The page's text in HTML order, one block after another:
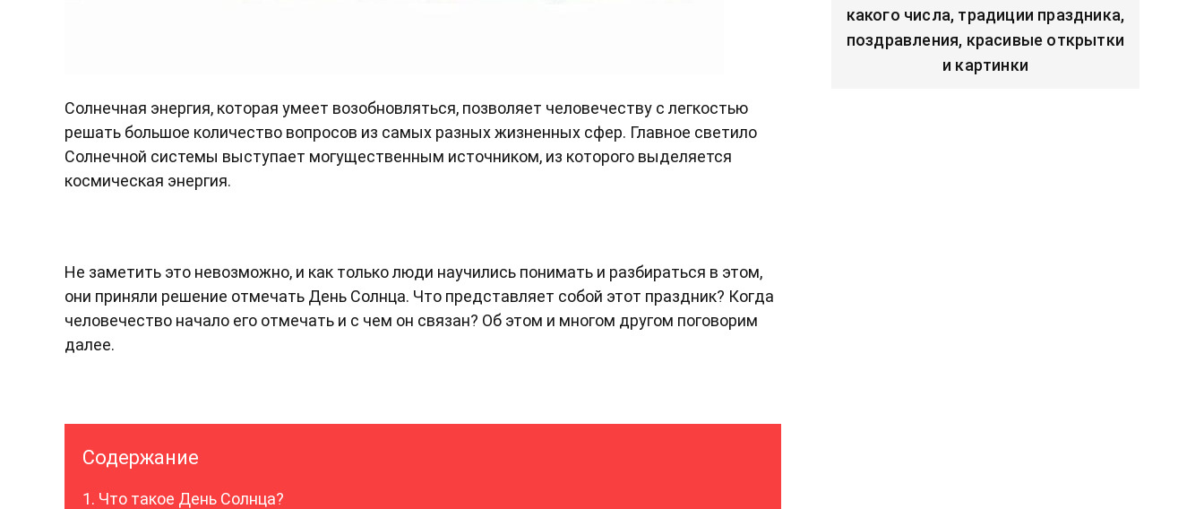
Солнечная энергия, которая умеет возобновляться, позволяет человечеству с легкостью
решать большое количество вопросов из самых разных жизненных сфер. Главное светило
Солнечной системы выступает могущественным источником, из которого выделяется
космическая энергия.
Не заметить это невозможно, и как только люди научились понимать и разбираться в этом,
они приняли решение отмечать День Солнца. Что представляет собой этот праздник? Когда
человечество начало его отмечать и с чем он связан? Об этом и многом другом поговорим
далее.
Содержание
Что такое День Солнца?
какого числа, традиции праздника,
поздравления, красивые открытки
и картинки